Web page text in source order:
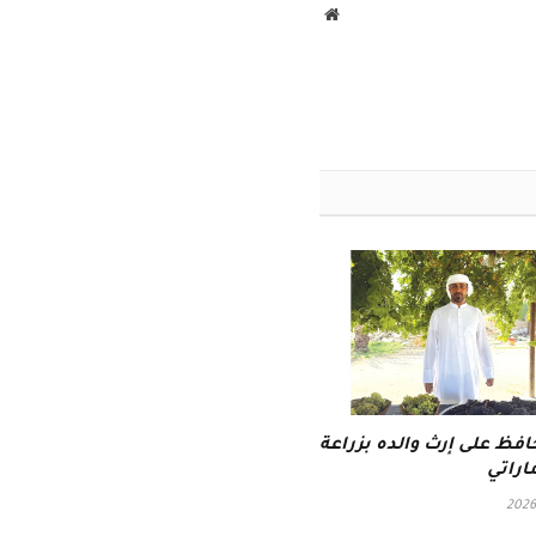
موقع
على إرث والده بزراعة